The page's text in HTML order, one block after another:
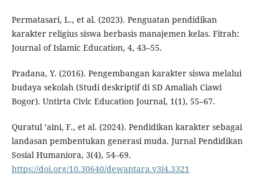
Permatasari, L., et al. (2023). Penguatan pendidikan
karakter religius siswa berbasis manajemen kelas. Fitrah:
Journal of Islamic Education, 4, 43–55.
Pradana, Y. (2016). Pengembangan karakter siswa melalui
budaya sekolah (Studi deskriptif di SD Amaliah Ciawi
Bogor). Untirta Civic Education Journal, 1(1), 55–67.
Quratul ’aini, F., et al. (2024). Pendidikan karakter sebagai
landasan pembentukan generasi muda. Jurnal Pendidikan
Sosial Humaniora, 3(4), 54–69.
https://doi.org/10.30640/dewantara.v3i4.3321